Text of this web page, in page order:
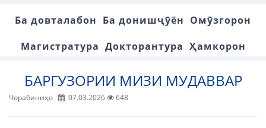
Ба довталабон Ба донишҷӯён Омӯзгорон
Магистратура Докторантура Ҳамкорон
БАРГУЗОРИИ МИЗИ МУДАВВАР
Чорабиниҳо 07.03.2026 648